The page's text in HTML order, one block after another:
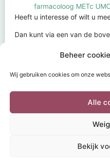
Beheer
Wij gebruiken cookies om onze
Alle
Bekijk
farmacoloog METc
Heeft u interesse of wilt u
Dan kunt via een van de